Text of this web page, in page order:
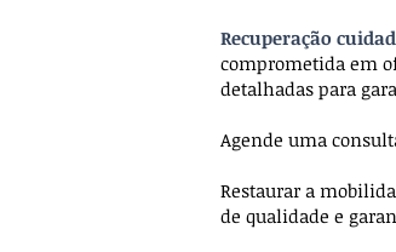
Recuperação
comprometida em
detalhadas para
Agende uma
Restaurar a
de qualidade e